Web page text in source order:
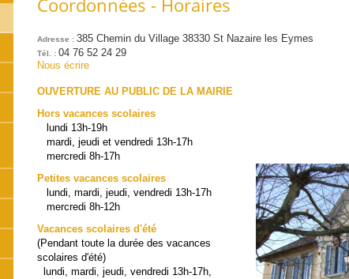
Coordonnées - Horaires
Adresse :385 Chemin du Village 38330 St Nazaire les Eymes
Tél. :04 76 52 24 29
Nous écrire
OUVERTURE AU PUBLIC DE LA MAIRIE
Hors vacances scolaires
lundi 13h-19h
mardi, jeudi et vendredi 13h-17h
mercredi 8h-17h
Petites vacances scolaires
lundi, mardi, jeudi, vendredi 13h-17h
mercredi 8h-12h
Vacances scolaires d'été
(Pendant toute la durée des vacances
scolaires d'été)
lundi, mardi, jeudi, vendredi 13h-17h,